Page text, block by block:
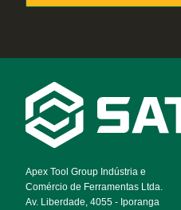
Footer
Navigation
Apex Tool Group Indústria e
Comércio de Ferramentas Ltda.
Av. Liberdade, 4055 - Iporanga